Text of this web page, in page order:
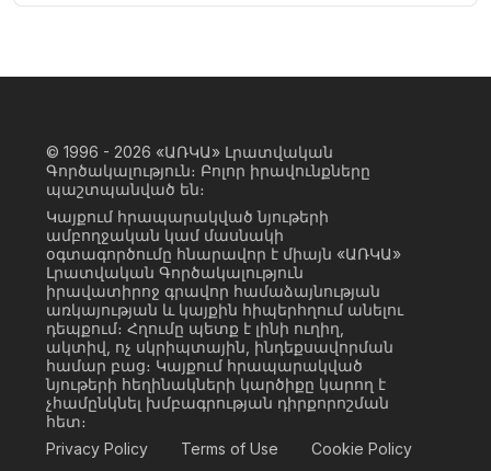
© 1996 - 2026 «ԱՌԿԱ» Լրատվական
Գործակալություն։ Բոլոր իրավունքները
պաշտպանված են։
Կայքում հրապարակված նյութերի
ամբողջական կամ մասնակի
օգտագործումը հնարավոր է միայն «ԱՌԿԱ»
Լրատվական Գործակալություն
իրավատիրոջ գրավոր համաձայնության
առկայության և կայքին հիպերհղում անելու
դեպքում։ Հղումը պետք է լինի ուղիղ,
ակտիվ, ոչ սկրիպտային, ինդեքսավորման
համար բաց։ Կայքում հրապարակված
նյութերի հեղինակների կարծիքը կարող է
չհամընկնել խմբագրության դիրքորոշման
հետ։
Privacy Policy
Terms of Use Cookie Policy